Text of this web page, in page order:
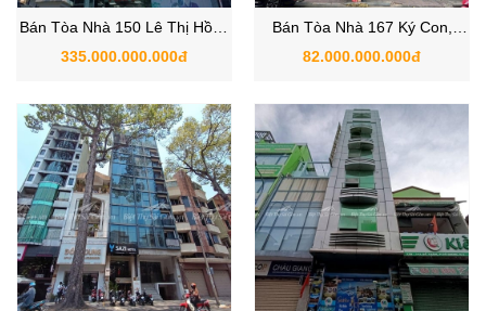
Bán Tòa Nhà 150 Lê Thị Hồng
Gấm, Phường Cầu Ông Lãnh,
335.000.000.000đ
Bán Tòa Nhà 167 Ký Con,
Phường Nguyễn Thái Bình,
82.000.000.000đ